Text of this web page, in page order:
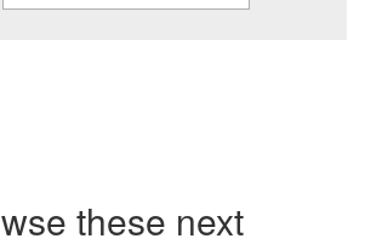
these next